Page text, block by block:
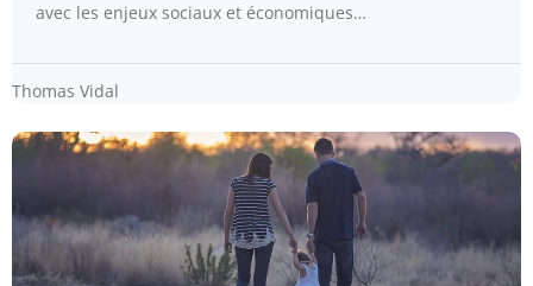
avec les enjeux sociaux et économiques…
Thomas Vidal